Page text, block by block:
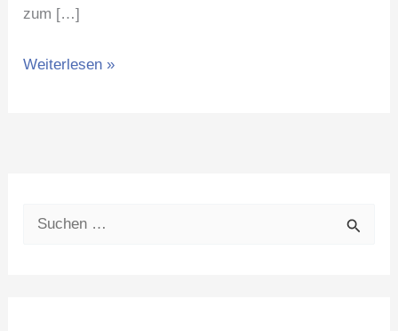
zum […]
Weiterlesen »